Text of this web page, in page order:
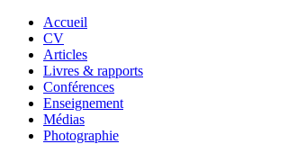
Accueil
CV
Articles
Livres & rapports
Conférences
Enseignement
Médias
Photographie